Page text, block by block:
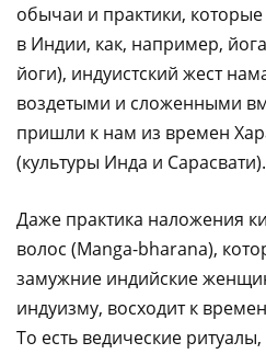
обычаи и практики,
в Индии, как, например,
йоги), индуистский жест
воздетыми и сложенными
пришли к нам из времен
(культуры Инда и Сарасвати).
Даже практика наложения
волос (Manga-bharana),
замужние индийские
индуизму, восходит к
То есть ведические